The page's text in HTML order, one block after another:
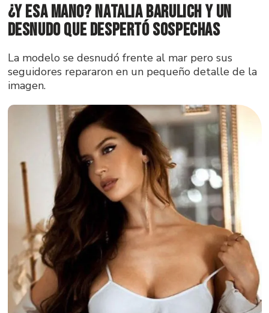
¿Y esa mano? Natalia Barulich y un
desnudo que despertó sospechas
La modelo se desnudó frente al mar pero sus
seguidores repararon en un pequeño detalle de la
imagen.